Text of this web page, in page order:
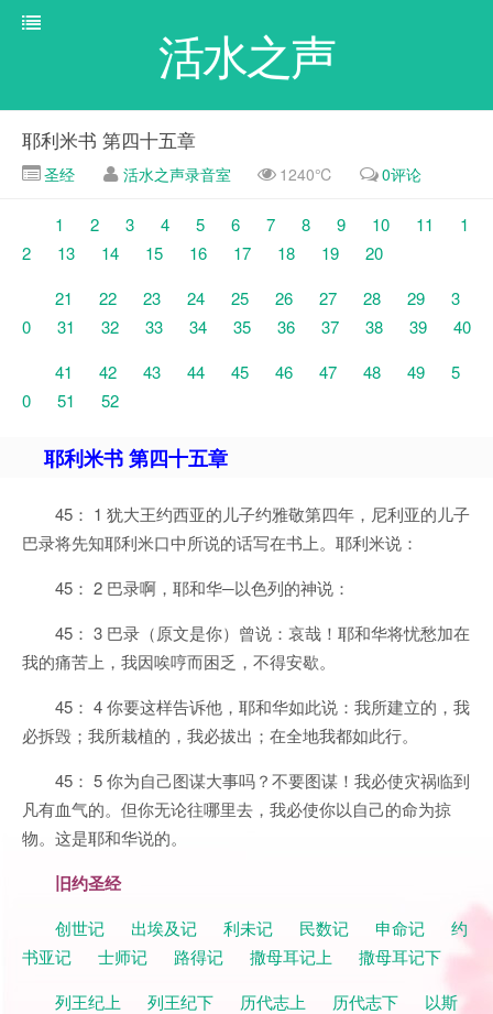
活水之声
耶利米书 第四十五章
圣经 活水之声录音室 1240℃ 0评论
1 2 3 4 5 6 7 8 9 10 11
1
2
13 14 15 16 17 18 19
20
21
22 23 24 25 26 27 28 29
3
0
31 32 33 34 35 36 37 38 39
40
41
42 43 44 45 46 47 48 49
5
0
51 52
耶利米书 第四十五章
45： 1 犹大王约西亚的儿子约雅敬第四年，尼利亚的儿子
巴录将先知耶利米口中所说的话写在书上。耶利米说：
45： 2 巴录啊，耶和华─以色列的神说：
45： 3 巴录（原文是你）曾说：哀哉！耶和华将忧愁加在
我的痛苦上，我因唉哼而困乏，不得安歇。
45： 4 你要这样告诉他，耶和华如此说：我所建立的，我
必拆毁；我所栽植的，我必拔出；在全地我都如此行。
45： 5 你为自己图谋大事吗？不要图谋！我必使灾祸临到
凡有血气的。但你无论往哪里去，我必使你以自己的命为掠
物。这是耶和华说的。
旧约圣经
创世记 出埃及记 利未记 民数记 申命记
约
书亚记
士师记 路得记 撒母耳记上
撒母耳记下
列王纪上
列王纪下 历代志上 历代志下
以斯